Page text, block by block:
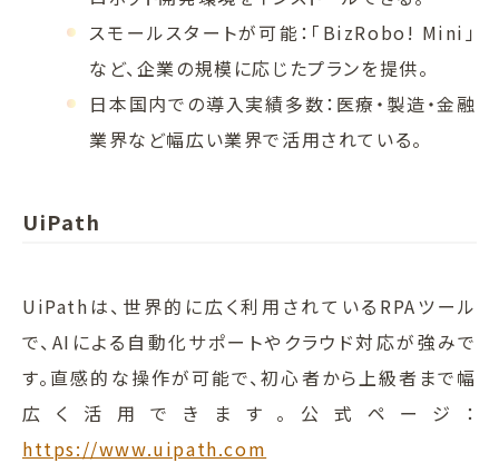
スモールスタートが可能：「BizRobo! Mini」
など、企業の規模に応じたプランを提供。
日本国内での導入実績多数：医療・製造・金融
業界など幅広い業界で活用されている。
UiPath
UiPathは、世界的に広く利用されているRPAツール
で、AIによる自動化サポートやクラウド対応が強みで
す。直感的な操作が可能で、初心者から上級者まで幅
広く活用できます。公式ページ：
https://www.uipath.com